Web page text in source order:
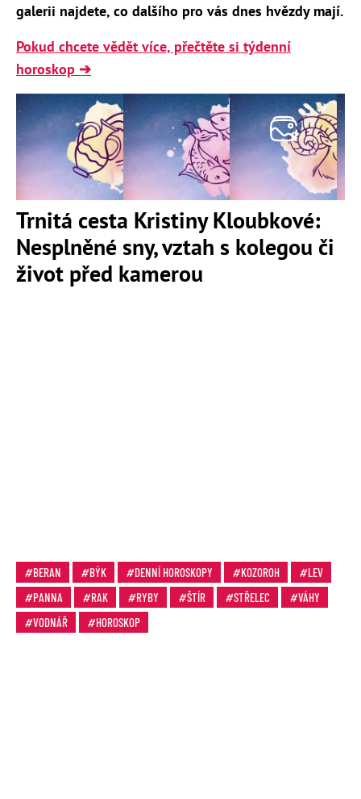
galerii najdete, co dalšího pro vás dnes hvězdy mají.
Pokud chcete vědět více, přečtěte si týdenní
horoskop ➔
Trnitá cesta Kristiny Kloubkové:
Nesplněné sny, vztah s kolegou či
život před kamerou
BERAN BÝK DENNÍ HOROSKOPY KOZOROH
LEV
PANNA
RAK RYBY ŠTÍR STŘELEC
VÁHY
VODNÁŘ
HOROSKOP